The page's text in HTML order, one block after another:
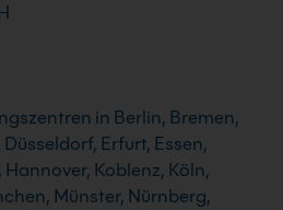
in Berlin, Bremen,
Erfurt, Essen,
Koblenz, Köln,
Münster, Nürnberg,